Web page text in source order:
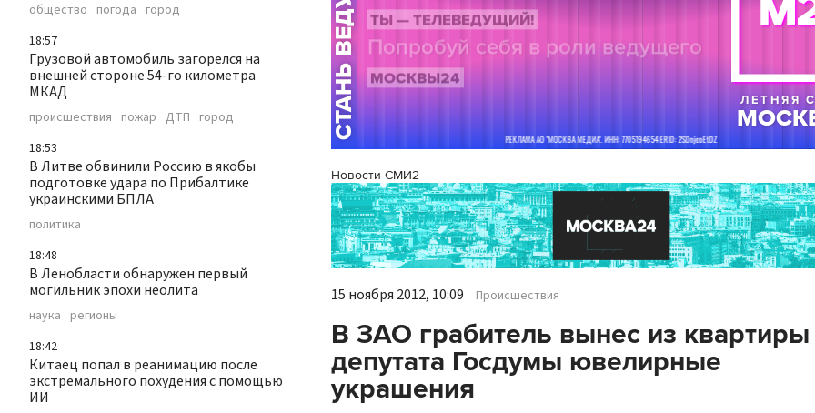
общество погода город
18:57
Грузовой автомобиль загорелся на
внешней стороне 54-го километра
МКАД
происшествия пожар ДТП город
18:53
В Литве обвинили Россию в якобы
подготовке удара по Прибалтике
украинскими БПЛА
политика
18:48
В Ленобласти обнаружен первый
могильник эпохи неолита
наука регионы
18:42
Китаец попал в реанимацию после
экстремального похудения с помощью
ИИ
Новости СМИ2
15 ноября 2012, 10:09 Происшествия
В ЗАО грабитель вынес из квартиры
депутата Госдумы ювелирные
украшения